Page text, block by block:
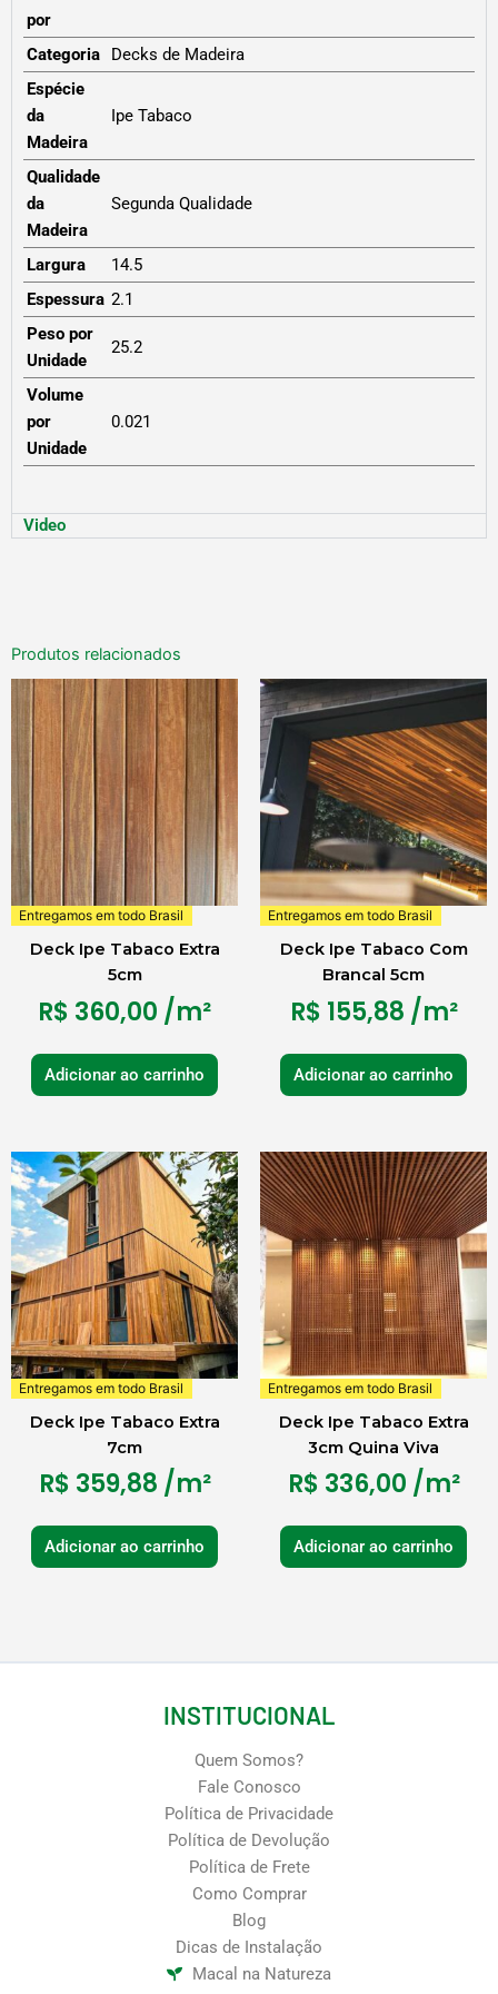
por
Categoria
Decks de Madeira
Espécie
da
Madeira
Ipe Tabaco
Qualidade
da
Madeira
Segunda Qualidade
Largura
14.5
Espessura 2.1
Peso por
Unidade
25.2
Volume
por
Unidade
0.021
Video
Produtos relacionados
Entregamos em todo Brasil
Deck Ipe Tabaco Extra
5cm
R$ 360,00 /m²
Adicionar ao carrinho
Entregamos em todo Brasil
Deck Ipe Tabaco Com
Brancal 5cm
R$ 155,88 /m²
Adicionar ao carrinho
Entregamos em todo Brasil
Deck Ipe Tabaco Extra
7cm
R$ 359,88 /m²
Adicionar ao carrinho
Entregamos em todo Brasil
Deck Ipe Tabaco Extra
3cm Quina Viva
R$ 336,00 /m²
Adicionar ao carrinho
INSTITUCIONAL
Quem Somos?
Fale Conosco
Política de Privacidade
Política de Devolução
Política de Frete
Como Comprar
Blog
Dicas de Instalação
Macal na Natureza